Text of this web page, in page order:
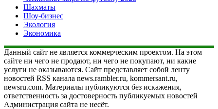
Шахматы
Шоу-бизнес
Экология
Экономика
Данный сайт не является коммерческим проектом. На этом
сайте ни чего не продают, ни чего не покупают, ни какие
услуги не оказываются. Сайт представляет собой ленту
новостей RSS канала news.rambler.ru, kommersant.ru,
newsru.com. Материалы публикуются без искажения,
ответственность за достоверность публикуемых новостей
Администрация сайта не несёт.